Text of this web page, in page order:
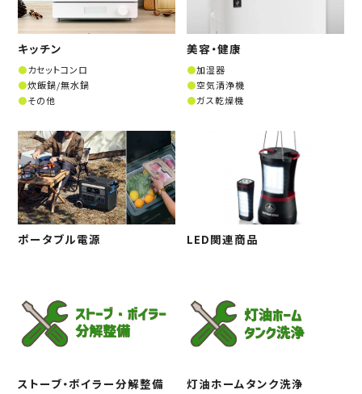
キッチン
カセットコンロ
炊飯鍋/無水鍋
その他
美容・健康
加湿器
空気清浄機
ガス乾燥機
ポータブル電源 LED関連商品
ストーブ・ボイラー分解整備 灯油ホームタンク洗浄